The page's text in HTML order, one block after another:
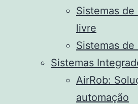
Sistemas
livre
Sistemas de
Sistemas
AirRob:
automação